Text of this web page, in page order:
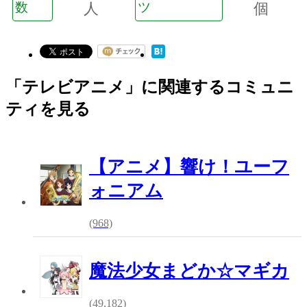
数 人 ツ 個
「テレビアニメ」に関連するコミュニ
ティを見る
【アニメ】響け！ユーフ
ォニアム
(968)
魔法少女まどか☆マギカ
(49,182)